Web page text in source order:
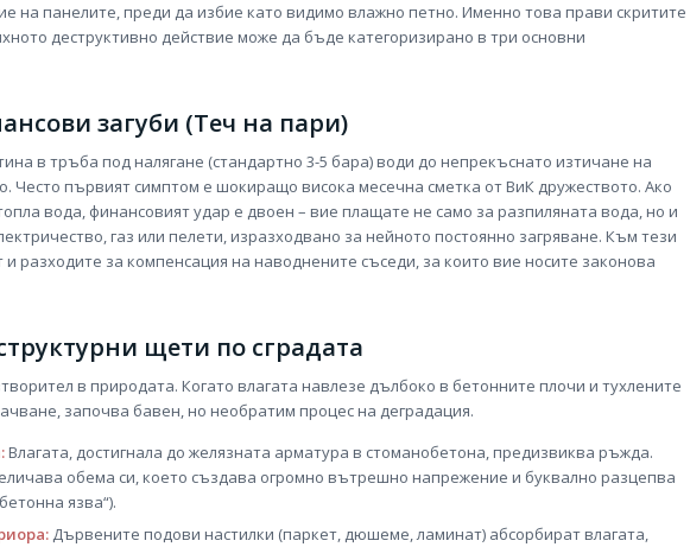
на панелите, преди да избие като видимо влажно петно. Именно това прави скритите
деструктивно действие може да бъде категоризирано в три основни
загуби (Теч на пари)
в тръба под налягане (стандартно 3-5 бара) води до непрекъснато изтичане на
Често първият симптом е шокиращо висока месечна сметка от ВиК дружеството. Ако
вода, финансовият удар е двоен – вие плащате не само за разпиляната вода, но и
газ или пелети, изразходвано за нейното постоянно загряване. Към тези
и разходите за компенсация на наводнените съседи, за които вие носите законова
щети по сградата
в природата. Когато влагата навлезе дълбоко в бетонните плочи и тухлените
започва бавен, но необратим процес на деградация.
Влагата, достигнала до желязната арматура в стоманобетона, предизвиква ръжда.
обема си, което създава огромно вътрешно напрежение и буквално разцепва
язва“).
Дървените подови настилки (паркет, дюшеме, ламинат) абсорбират влагата,